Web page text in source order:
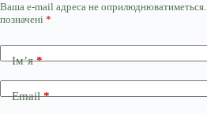
Ваша e-mail адреса не оприлюднюватиметься.
позначені *
Ім’я*
Email*